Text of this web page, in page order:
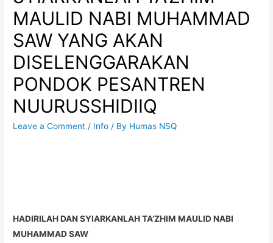
MAULID NABI MUHAMMAD
SAW YANG AKAN
DISELENGGARAKAN
PONDOK PESANTREN
NUURUSSHIDIIQ
Leave a Comment / Info / By Humas NSQ
HADIRILAH DAN SYIARKANLAH TA’ZHIM MAULID NABI
MUHAMMAD SAW